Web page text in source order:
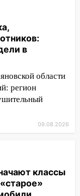
на
дерево
женщин
один уже
последствия
в
в
области
регион
09.08.2026
классы